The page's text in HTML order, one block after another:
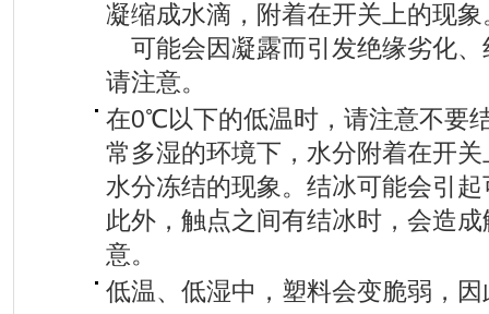
凝缩成水滴，附着在开关上的现象
可能会因凝露而引发绝缘劣化
请注意。
在0℃以下的低温时，请注意不要
常多湿的环境下，水分附着在开
水分冻结的现象。结冰可能会引
此外，触点之间有结冰时，会造
意。
低温、低湿中，塑料会变脆弱，